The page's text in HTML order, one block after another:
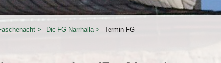
Die FG Narrhalla Termin FG